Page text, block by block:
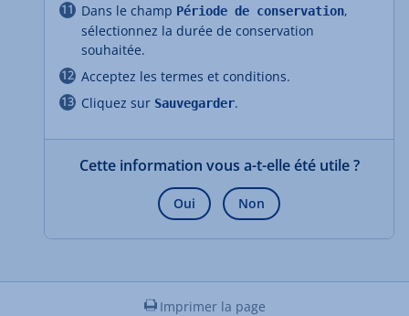
Dans le champ Période de conservation,
sélectionnez la durée de conservation
souhaitée.
Acceptez les termes et conditions.
Cliquez sur Sauvegarder.
Cette information vous a-t-elle été utile ?
Oui Non
Imprimer la page